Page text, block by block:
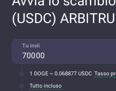
(USDC)
Tu invii
1 DOGE ~ 0.068877 USDC Tasso
Tutto incluso